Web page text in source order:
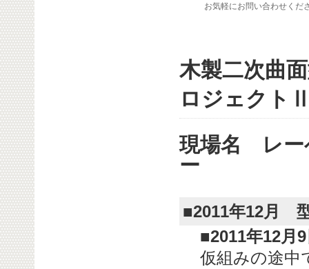
お気軽にお問い合わせくだ
木製二次曲
ロジェクト
現場名 レー
ー
■2011年12月
■2011年12月
仮組みの途中